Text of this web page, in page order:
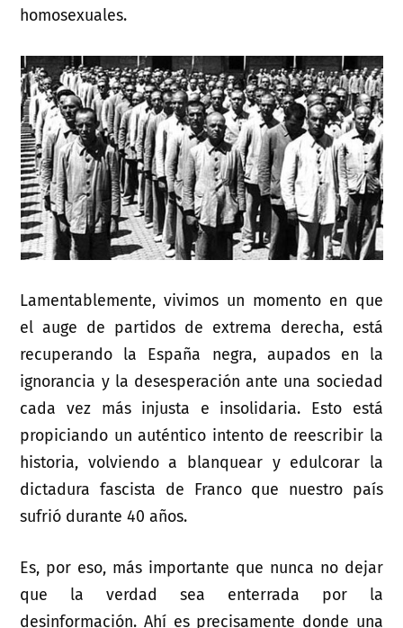
homosexuales.
Lamentablemente, vivimos un momento en que
el auge de partidos de extrema derecha, está
recuperando la España negra, aupados en la
ignorancia y la desesperación ante una sociedad
cada vez más injusta e insolidaria. Esto está
propiciando un auténtico intento de reescribir la
historia, volviendo a blanquear y edulcorar la
dictadura fascista de Franco que nuestro país
sufrió durante 40 años.
Es, por eso, más importante que nunca no dejar
que la verdad sea enterrada por la
desinformación. Ahí es precisamente donde una